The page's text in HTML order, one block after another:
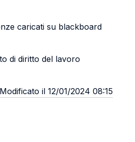
caricati su blackboard
di diritto del lavoro
Modificato il 12/01/2024 08:15